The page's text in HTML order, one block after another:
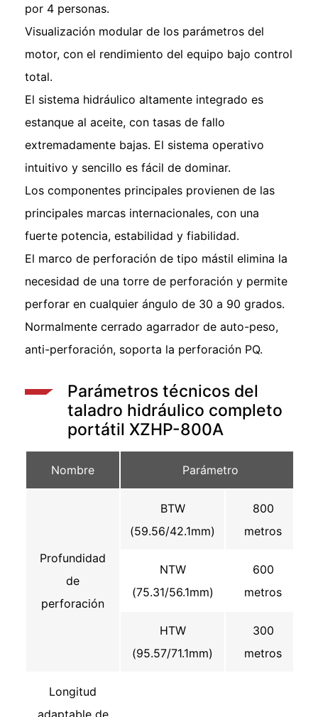
por 4 personas.
Visualización modular de los parámetros del
motor, con el rendimiento del equipo bajo control
total.
El sistema hidráulico altamente integrado es
estanque al aceite, con tasas de fallo
extremadamente bajas. El sistema operativo
intuitivo y sencillo es fácil de dominar.
Los componentes principales provienen de las
principales marcas internacionales, con una
fuerte potencia, estabilidad y fiabilidad.
El marco de perforación de tipo mástil elimina la
necesidad de una torre de perforación y permite
perforar en cualquier ángulo de 30 a 90 grados.
Normalmente cerrado agarrador de auto-peso,
anti-perforación, soporta la perforación PQ.
Parámetros técnicos del
taladro hidráulico completo
portátil XZHP-800A
Nombre Parámetro
Profundidad
de
perforación
BTW
(59.56/42.1mm)
800
metros
NTW
(75.31/56.1mm)
600
metros
HTW
(95.57/71.1mm)
300
metros
Longitud
adaptable de